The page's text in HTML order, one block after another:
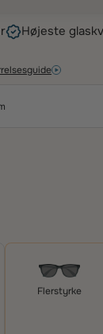
Højeste
Flerstyrke